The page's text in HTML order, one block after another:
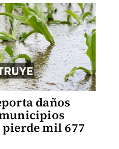
daños
mil 677